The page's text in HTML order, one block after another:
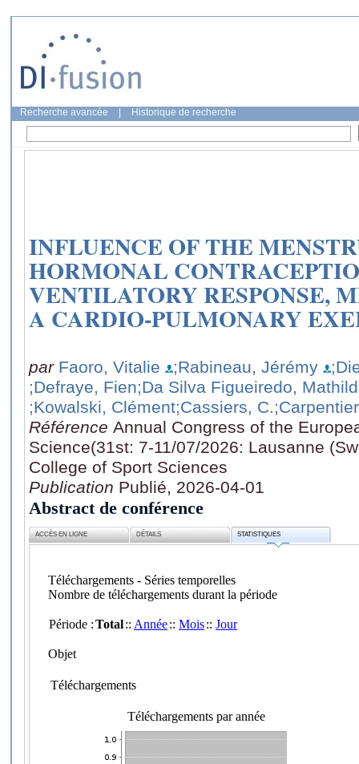
Recherche avancée Historique de recherche
INFLUENCE OF THE
HORMONAL
VENTILATORY RESPONSE,
A CARDIO-PULMONARY
par Faoro, Vitalie ;Rabineau, Jérémy
;Defraye, Fien;Da Silva Figueiredo,
;Kowalski, Clément;Cassiers, C.
Référence Annual Congress of the
Science(31st: 7-11/07/2026: Lausanne
College of Sport Sciences
Publication Publié, 2026-04-01
Abstract de conférence
ACCÈS EN LIGNE DÉTAILS STATISTIQUES